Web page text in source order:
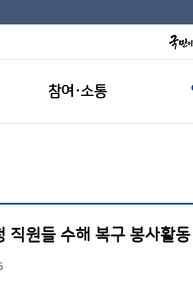
참여·소통
직원들 수해 복구 봉사활동